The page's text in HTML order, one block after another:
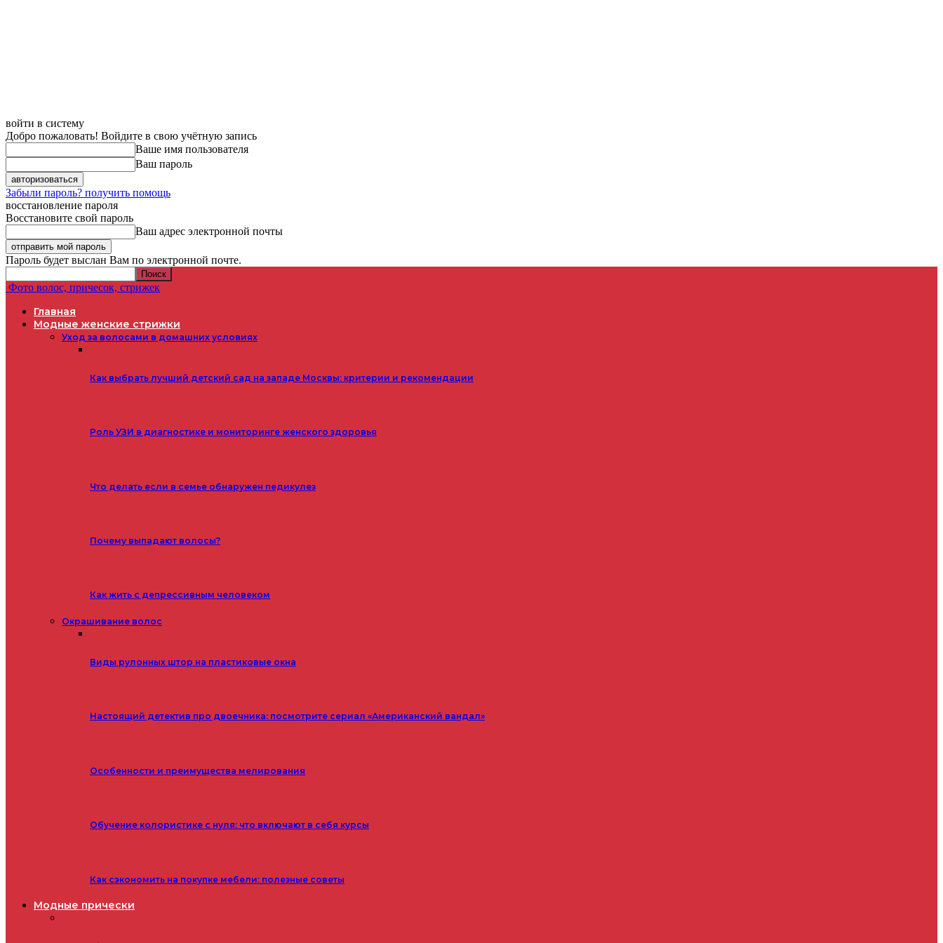
войти в систему
Добро пожаловать! Войдите в свою учётную запись
Ваше имя пользователя
Ваш пароль
Забыли пароль? получить помощь
восстановление пароля
Восстановите свой пароль
Ваш адрес электронной почты
Пароль будет выслан Вам по электронной почте.
Фото волос, причесок, стрижек
Главная
Модные женские стрижки
Уход за волосами в домашних условиях
Как выбрать лучший детский сад на западе Москвы: критерии и рекомендации
Роль УЗИ в диагностике и мониторинге женского здоровья
Что делать если в семье обнаружен педикулез
Почему выпадают волосы?
Как жить с депрессивным человеком
Окрашивание волос
Виды рулонных штор на пластиковые окна
Настоящий детектив про двоечника: посмотрите сериал «Американский вандал»
Особенности и преимущества мелирования
Обучение колористике с нуля: что включают в себя курсы
Как сэкономить на покупке мебели: полезные советы
Модные прически